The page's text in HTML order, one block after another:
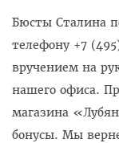
Бюсты Сталина
телефону +7
вручением на
нашего офиса.
магазина
бонусы. Мы